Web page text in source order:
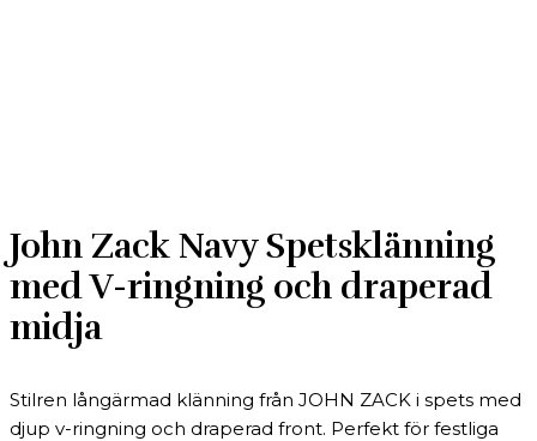
John Zack Navy Spetsklänning
med V-ringning och draperad
midja
Stilren långärmad klänning från JOHN ZACK i spets med
djup v-ringning och draperad front. Perfekt för festliga